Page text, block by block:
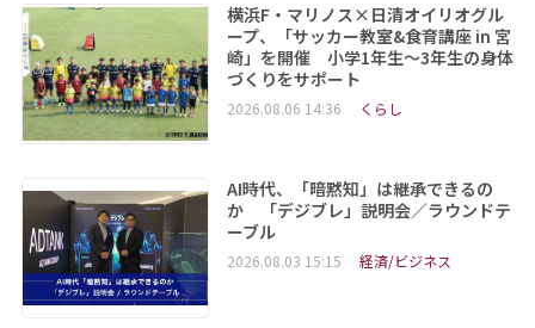
横浜F・マリノス×日清オイリオグル
ープ、「サッカー教室&食育講座 in 宮
崎」を開催 小学1年生～3年生の身体
づくりをサポート
2026.08.06 14:36 くらし
AI時代、「暗黙知」は継承できるの
か 「デジブレ」説明会／ラウンドテ
ーブル
2026.08.03 15:15 経済/ビジネス